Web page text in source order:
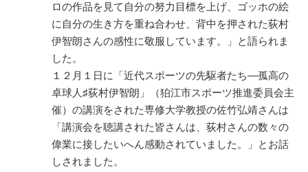
ロの作品を見て自分の努力目標を上げ、ゴッホの絵
に自分の生き方を重ね合わせ、背中を押された荻村
伊智朗さんの感性に敬服しています。」と語られま
した。
１２月１日に「近代スポーツの先駆者たち―孤高の
卓球人♯荻村伊智朗」（狛江市スポーツ推進委員会主
催）の講演をされた専修大学教授の佐竹弘靖さんは
「講演会を聴講された皆さんは、荻村さんの数々の
偉業に接したいへん感動されていました。」とお話
しされました。